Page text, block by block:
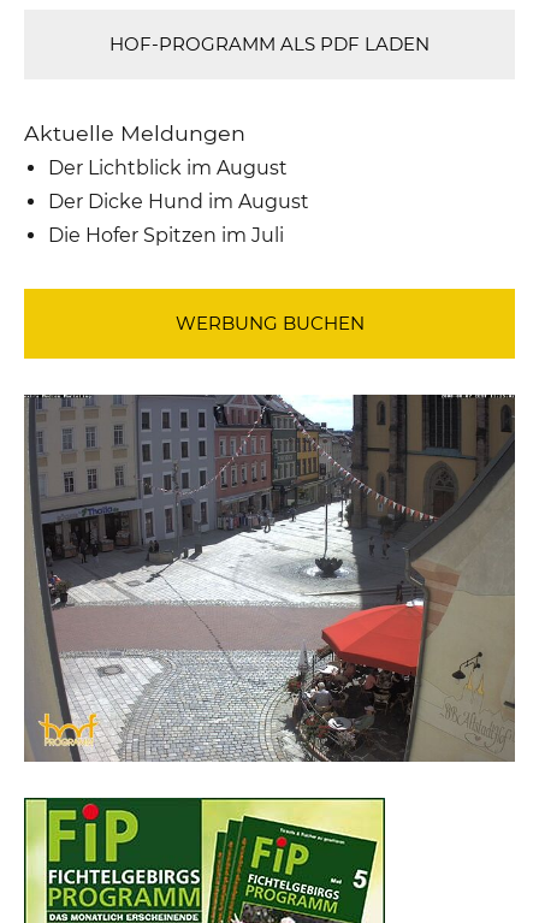
HOF-PROGRAMM ALS PDF LADEN
Aktuelle Meldungen
Der Lichtblick im August
Der Dicke Hund im August
Die Hofer Spitzen im Juli
WERBUNG BUCHEN